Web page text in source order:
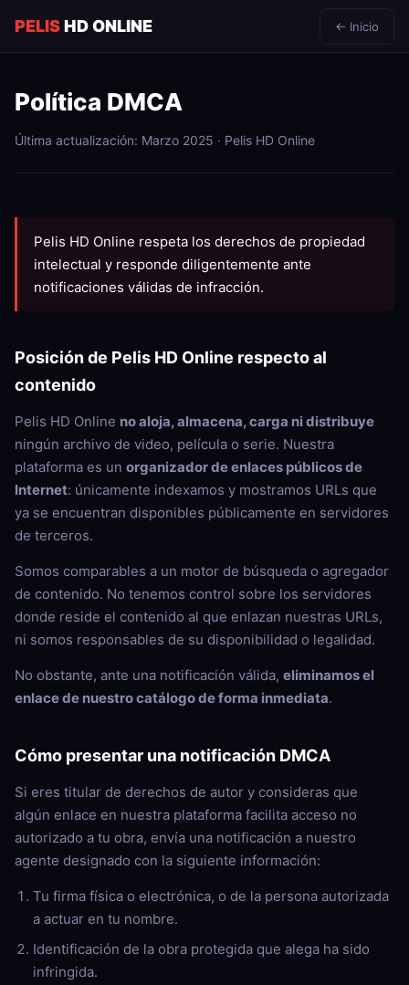
PELISHD ONLINE ← Inicio
Política DMCA
Última actualización: Marzo 2025 · Pelis HD Online
Pelis HD Online respeta los derechos de propiedad
intelectual y responde diligentemente ante
notificaciones válidas de infracción.
Posición de Pelis HD Online respecto al
contenido
Pelis HD Online no aloja, almacena, carga ni distribuye
ningún archivo de video, película o serie. Nuestra
plataforma es un organizador de enlaces públicos de
Internet: únicamente indexamos y mostramos URLs que
ya se encuentran disponibles públicamente en servidores
de terceros.
Somos comparables a un motor de búsqueda o agregador
de contenido. No tenemos control sobre los servidores
donde reside el contenido al que enlazan nuestras URLs,
ni somos responsables de su disponibilidad o legalidad.
No obstante, ante una notificación válida, eliminamos el
enlace de nuestro catálogo de forma inmediata.
Cómo presentar una notificación DMCA
Si eres titular de derechos de autor y consideras que
algún enlace en nuestra plataforma facilita acceso no
autorizado a tu obra, envía una notificación a nuestro
agente designado con la siguiente información:
Tu firma física o electrónica, o de la persona autorizada
a actuar en tu nombre.
Identificación de la obra protegida que alega ha sido
infringida.